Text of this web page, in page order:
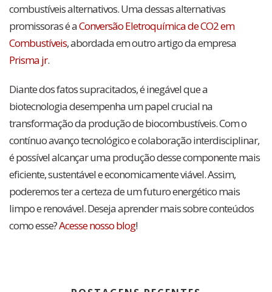
combustíveis alternativos. Uma dessas alternativas
promissoras é aConversão Eletroquímica de CO2 em
Combustíveis, abordada em outro artigo da empresa
Prisma jr.
Diante dos fatos supracitados, é inegável que a
biotecnologia desempenha um papel crucial na
transformação da produção de biocombustíveis. Com o
contínuo avanço tecnológico e colaboração interdisciplinar,
é possível alcançar uma produção desse componente mais
eficiente, sustentável e economicamente viável. Assim,
poderemos ter a certeza de um futuro energético mais
limpo e renovável. Deseja aprender mais sobre conteúdos
como esse?Acesse nosso blog!